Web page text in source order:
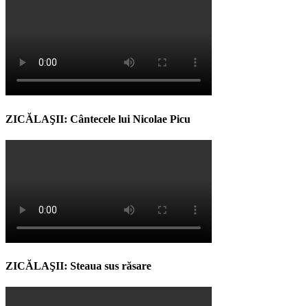
ZICĂLAŞII: Cântecele lui Nicolae Picu
ZICĂLAŞII: Steaua sus răsare